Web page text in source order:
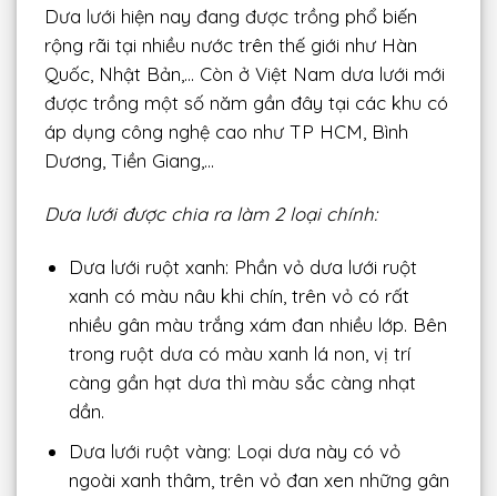
Dưa lưới hiện nay đang được trồng phổ biến
rộng rãi tại nhiều nước trên thế giới như Hàn
Quốc, Nhật Bản,… Còn ở Việt Nam dưa lưới mới
được trồng một số năm gần đây tại các khu có
áp dụng công nghệ cao như TP HCM, Bình
Dương, Tiền Giang,…
Dưa lưới được chia ra làm 2 loại chính:
Dưa lưới ruột xanh: Phần vỏ dưa lưới ruột
xanh có màu nâu khi chín, trên vỏ có rất
nhiều gân màu trắng xám đan nhiều lớp. Bên
trong ruột dưa có màu xanh lá non, vị trí
càng gần hạt dưa thì màu sắc càng nhạt
dần.
Dưa lưới ruột vàng: Loại dưa này có vỏ
ngoài xanh thâm, trên vỏ đan xen những gân